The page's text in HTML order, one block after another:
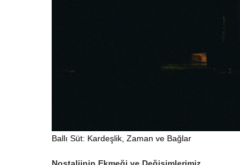
Ballı Süt: Kardeşlik, Zaman ve Bağlar
Nostaljinin Ekmeği ve Değişimlerimiz